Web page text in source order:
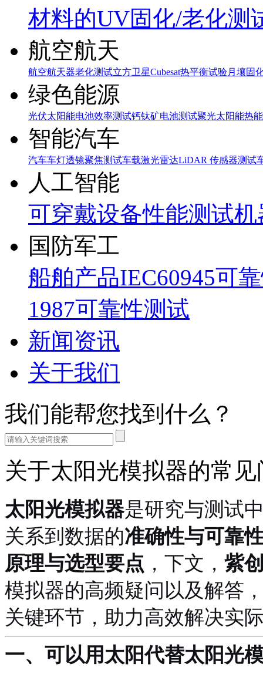
材料的UV固化/老化测
航空航天
航空航天器老化测试立方卫星Cubesat热平衡试验月壤固
绿色能源
光伏太阳能电池效率测试钙钛矿电池测试聚光太阳能热
智能汽车
汽车车灯透镜聚焦测试车载激光雷达LiDAR 传感器测试
人工智能
可穿戴设备性能测试机
国防军工
船舶产品IEC60945可
1987可靠性测试
新闻资讯
关于我们
我们能帮您找到什么？
关于太阳光模拟器的常
太阳光模拟器是研究与测试
关系到数据的准确性与可靠
原理与选型要点 ，下文， 紫
模拟器的高频疑问以及解答
关键环节，助力高效解决实
一、可以用太阳代替太阳光